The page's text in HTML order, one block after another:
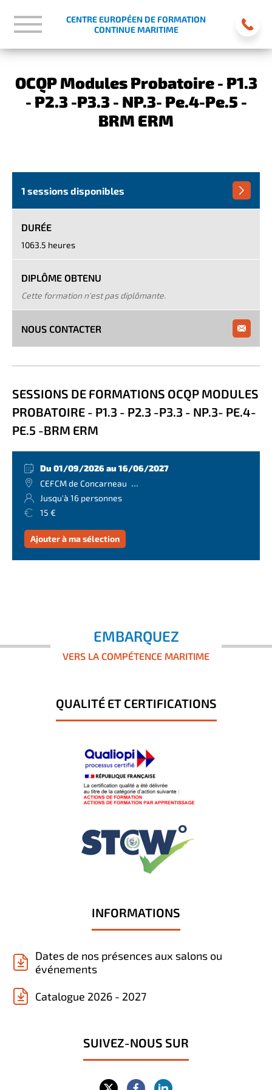
CENTRE EUROPÉEN DE FORMATION
CONTINUE MARITIME
OCQP Modules Probatoire - P1.3
- P2.3 -P3.3 - NP.3- Pe.4-Pe.5 -
BRM ERM
1 sessions disponibles
DURÉE
1063.5 heures
DIPLÔME OBTENU
Cette formation n'est pas diplômante.
NOUS CONTACTER
SESSIONS DE FORMATIONS OCQP MODULES
PROBATOIRE - P1.3 - P2.3 -P3.3 - NP.3- PE.4-
PE.5 -BRM ERM
Du 01/09/2026 au 16/06/2027
CEFCM de Concarneau ...
Jusqu'à 16 personnes
15 €
Ajouter à ma sélection
EMBARQUEZ
VERS LA COMPÉTENCE MARITIME
QUALITÉ ET CERTIFICATIONS
INFORMATIONS
Dates de nos présences aux salons ou
événements
Catalogue 2026 - 2027
SUIVEZ-NOUS SUR